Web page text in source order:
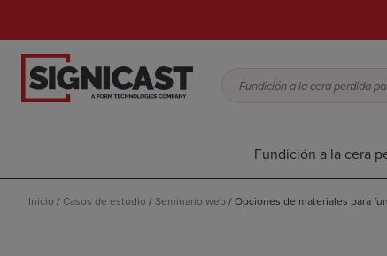
Fundición a la cera
Inicio / Casos de estudio / Seminario web /Opciones de materiales para